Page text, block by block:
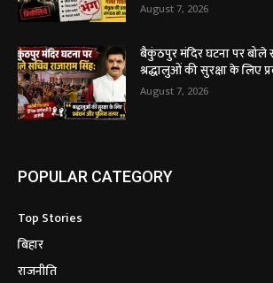
August 7, 2026
बैकुंठपुर मंदिर घटना पर बोले
श्रद्धालुओं की सुरक्षा के लिए
August 7, 2026
POPULAR CATEGORY
Top Stories
बिहार
राजनीति